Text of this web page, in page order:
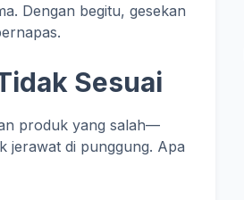
Dengan begitu, gesekan
Sesuai
produk yang salah—
jerawat di punggung. Apa